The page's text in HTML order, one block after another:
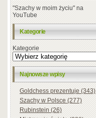
"Szachy w moim życiu" na
YouTube
Kategorie
Kategorie
Najnowsze wpisy
Goldchess prezentuje (343)
Szachy w Polsce (277)
Rubinstein (26)